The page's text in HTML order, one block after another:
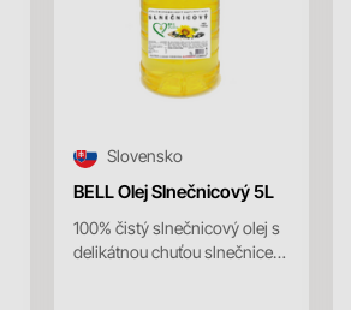
BELL Olej Slnečnicový 5L
100% čistý slnečnicový olej s
delikátnou chuťou slnečnice,
Slovensko